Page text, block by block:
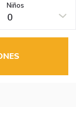
Niños
0